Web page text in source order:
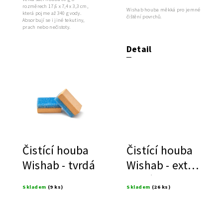
rozměrech 17,6 x 7,4 x 3,3 cm,
která pojme až 340 g vody.
Absorbují se i jiné tekutiny,
prach nebo nečistoty.
Detail
Wishab houba měkká pro jemné
čištění povrchů.
Čistící houba
Wishab - tvrdá
Skladem (9 ks)
Čistící houba
Wishab - extra
tvrdá
Skladem (26 ks)